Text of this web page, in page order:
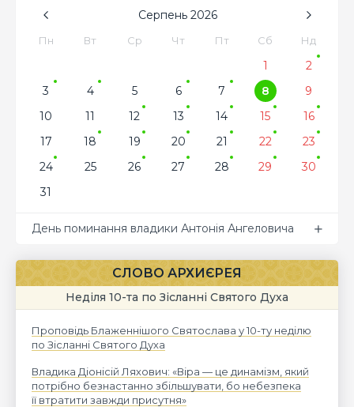
Серпень 2026
Пн Вт Ср Чт Пт Сб Нд
1
2
3
4 5 6 7 8
9
10
11 12 13 14 15
16
17
18 19 20 21 22
23
24
25 26 27 28 29
30
31
День поминання владики Антонія Ангеловича
СЛОВО АРХИЄРЕЯ
Неділя 10-та по Зісланні Святого Духа
Проповідь Блаженнішого Святослава у 10-ту неділю
по Зісланні Святого Духа
Владика Діонісій Ляхович: «Віра — це динамізм, який
потрібно безнастанно збільшувати, бо небезпека
її втратити завжди присутня»